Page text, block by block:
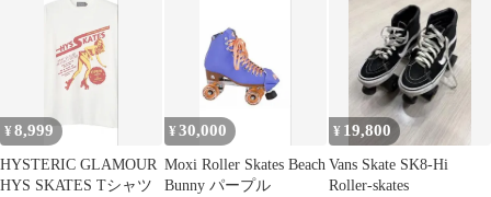
¥8,999
HYSTERIC GLAMOUR
HYS SKATES Tシャツ
¥30,000
Moxi Roller Skates Beach
Bunny パープル
¥ 19,800
Vans Skate SK8-Hi
Roller-skates